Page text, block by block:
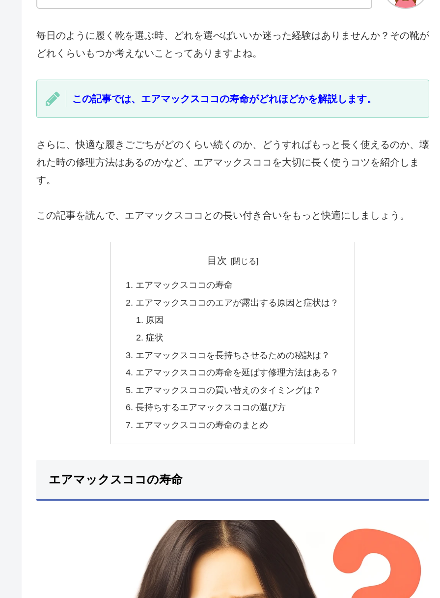
毎日のように履く靴を選ぶ時、どれを選べばいいか迷った経験はありませんか？その靴が
どれくらいもつか考えないことってありますよね。
この記事では、エアマックスココの寿命がどれほどかを解説します。
さらに、快適な履きごごちがどのくらい続くのか、どうすればもっと長く使えるのか、壊
れた時の修理方法はあるのかなど、エアマックスココを大切に長く使うコツを紹介しま
す。
この記事を読んで、エアマックスココとの長い付き合いをもっと快適にしましょう。
目次
エアマックスココの寿命
エアマックスココのエアが露出する原因と症状は？
原因
症状
エアマックスココを長持ちさせるための秘訣は？
エアマックスココの寿命を延ばす修理方法はある？
エアマックスココの買い替えのタイミングは？
長持ちするエアマックスココの選び方
エアマックスココの寿命のまとめ
エアマックスココの寿命